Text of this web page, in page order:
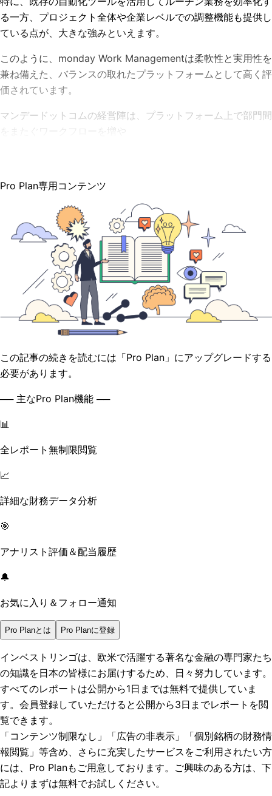
る一方、プロジェクト全体や企業レベルでの調整機能も提供し
ている点が、大きな強みといえます。
このように、monday Work Managementは柔軟性と実用性を
兼ね備えた、バランスの取れたプラットフォームとして高く評
価されています。
マンデードットコムの経営陣は、プラットフォーム上で部門間
Pro Plan専用コンテンツ
この記事の続きを読むには「Pro Plan」にアップグレードする
必要があります。
── 主なPro Plan機能 ──
📊
全レポート無制限閲覧
📈
詳細な財務データ分析
🎯
アナリスト評価＆配当履歴
🔔
お気に入り＆フォロー通知
Pro Planとは Pro Planに登録
インベストリンゴは、欧米で活躍する著名な金融の専門家たち
の知識を日本の皆様にお届けするため、日々努力しています。
すべてのレポートは公開から1日までは無料で提供していま
す。会員登録していただけると公開から3日までレポートを閲
覧できます。
「コンテンツ制限なし」「広告の非表示」「個別銘柄の財務情
報閲覧」 等含め、さらに充実したサービスをご利用されたい方
には、Pro Planもご用意しております。ご興味のある方は、下
記よりまずは無料でお試しください。